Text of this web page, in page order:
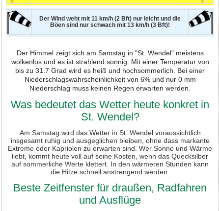
Der Wind weht mit 11 km/h (2 Bft) nur leicht und die
Böen sind nur schwach mit 13 km/h (3 Bft)!
Der Himmel zeigt sich am Samstag in "St. Wendel" meistens
wolkenlos und es ist strahlend sonnig. Mit einer Temperatur von
bis zu 31.7 Grad wird es heiß und hochsommerlich. Bei einer
Niederschlagswahrscheinlichkeit von 6% und nur 0 mm
Niederschlag muss keinen Regen erwarten werden.
Was bedeutet das Wetter heute konkret in
St. Wendel?
Am Samstag wird das Wetter in St. Wendel voraussichtlich
insgesamt ruhig und ausgeglichen bleiben, ohne dass markante
Extreme oder Kapriolen zu erwarten sind. Wer Sonne und Wärme
liebt, kommt heute voll auf seine Kosten, wenn das Quecksilber
auf sommerliche Werte klettert. In den wärmeren Stunden kann
die Hitze schnell anstrengend werden.
Beste Zeitfenster für draußen, Radfahren
und Ausflüge